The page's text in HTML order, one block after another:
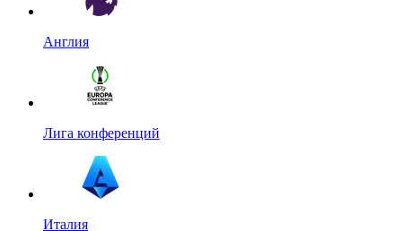
Англия
Лига конференций
Италия